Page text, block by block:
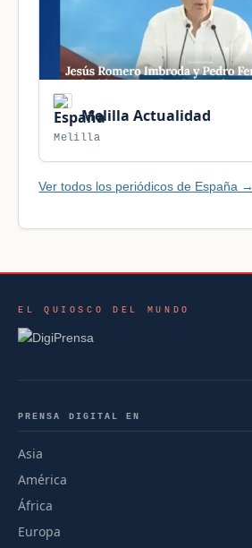
Melilla Actualidad
Melilla
Ver todos los periódicos de España →
EL QUIOSCO DEL MUNDO
PRENSA DIGITAL EN
Asia
América
África
Europa